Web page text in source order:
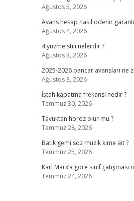
Ağustos 5, 2026
Avans hesap nasıl ödenir
Ağustos 4, 2026
4 yüzme stili nelerdir ?
Ağustos 3, 2026
2025-2026 pancar avansları ne
Ağustos 3, 2026
İştah kapatma frekansı nedir ?
Temmuz 30, 2026
Tavuktan horoz olur mu ?
Temmuz 28, 2026
Batık gemi söz müzik kime ait ?
Temmuz 25, 2026
Karl Marx’a göre sınıf çatışması
Temmuz 24, 2026